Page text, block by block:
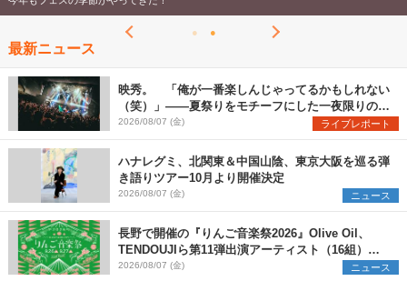
最新ニュース
映秀。 「俺が一番楽しんじゃってるかもしれない
（笑）」――夏祭りをモチーフにした一夜限りのス
ペシャルライブ『色祭』レポート
2026/08/07 (金) ライブレポート
ハナレグミ、北関東＆中国山陰、東京大阪を巡る弾
き語りツアー10月より開催決定
2026/08/07 (金) ニュース
長野で開催の『りんご音楽祭2026』Olive Oil、
TENDOUJIら第11弾出演アーティスト（16組）を
発表
2026/08/07 (金) ニュース